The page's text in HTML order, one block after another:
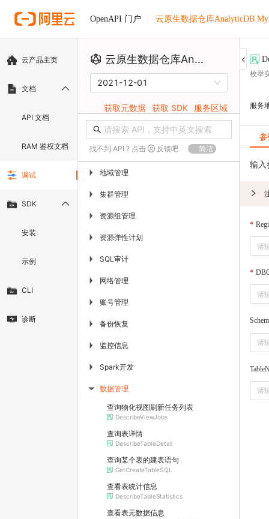
OpenAPI 门户 云原生数据仓库AnalyticDB
云产品主页
文档
API 文档
RAM 鉴权文档
调试
SDK
安装
示例
CLI
诊断
云原生数据仓库AnalyticDB MySQL版
2021-12-01
获取元数据 获取 SDK 服务区域
找不到 API ? 点击 反馈吧 简洁
▶ 地域管理
▶ 集群管理
▶ 资源组管理
▶ 资源弹性计划
▶ SQL审计
▶ 网络管理
▶ 账号管理
▶ 备份恢复
▶ 监控信息
▶ Spark开发
▶ 数据管理
查询物化视图刷新任务列表
DescribeViewJobs
查询表详情
DescribeTableDetail
查询某个表的建表语句
GetCreateTableSQL
查看表统计信息
DescribeTableStatistics
查看表元数据信息
枚举
服务
输入